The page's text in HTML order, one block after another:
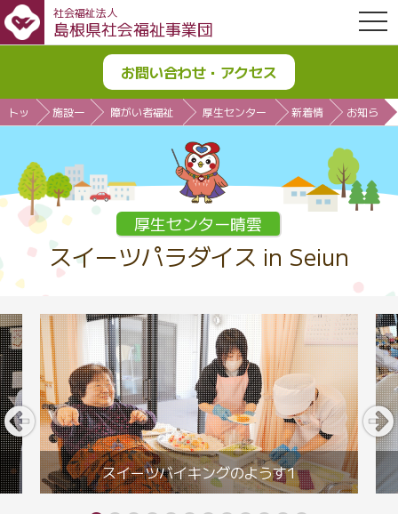
社会福祉法人
島根県社会福祉事業団
お問い合わせ・アクセス
トッ
施設一
障がい者福祉
厚生センター
新着情
お知ら
厚生センター晴雲
スイーツパラダイス in Seiun
スイーツバイキングのようす1